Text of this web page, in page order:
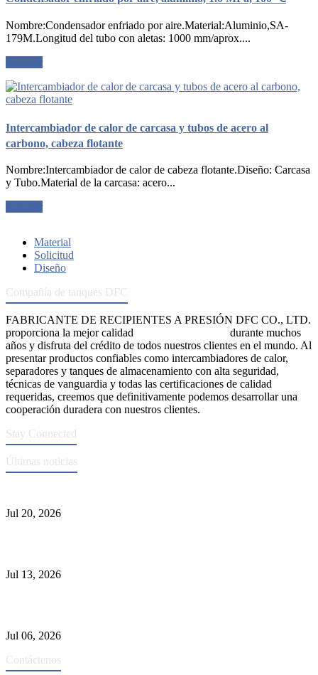
Nombre:Condensador enfriado por aire.Material:Aluminio,SA-
179M.Longitud del tubo con aletas: 1000 mm/aprox....
Intercambiador de calor de carcasa y tubos de acero al
carbono, cabeza flotante
Nombre:Intercambiador de calor de cabeza flotante.Diseño: Carcasa
y Tubo.Material de la carcasa: acero...
Material
Solicitud
Diseño
Compañía de tanques DFC
FABRICANTE DE RECIPIENTES A PRESIÓN DFC CO., LTD.
proporciona la mejor calidad
durante muchos
años y disfruta del crédito de todos nuestros clientes en el mundo. Al
presentar productos confiables como intercambiadores de calor,
separadores y tanques de almacenamiento con alta seguridad,
técnicas de vanguardia y todas las certificaciones de calidad
requeridas, creemos que definitivamente podemos desarrollar una
cooperación duradera con nuestros clientes.
Stay Connected
Últimas noticias
Jul 20, 2026
Jul 13, 2026
Jul 06, 2026
Contáctenos